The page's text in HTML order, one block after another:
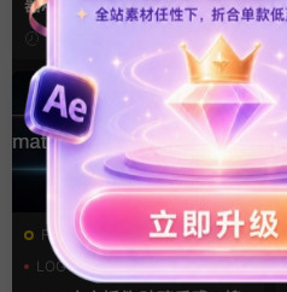
器App软件界面UI进度条动画
视频样机pr模版
13小时前
FCPX发生器
LOGO动画
商务模板
支持Intel+M芯片